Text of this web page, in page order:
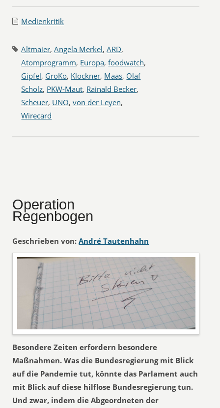
Medienkritik
Altmaier,Angela Merkel,ARD,
Atomprogramm, Europa,foodwatch,
Gipfel, GroKo, Klöckner, Maas, Olaf
Scholz, PKW-Maut, Rainald Becker,
Scheuer, UNO,von der Leyen,
Wirecard
Operation
Regenbogen
Geschrieben von: André Tautenhahn
Besondere Zeiten erfordern besondere
Maßnahmen. Was die Bundesregierung mit Blick
auf die Pandemie tut, könnte das Parlament auch
mit Blick auf diese hilflose Bundesregierung tun.
Und zwar, indem die Abgeordneten der